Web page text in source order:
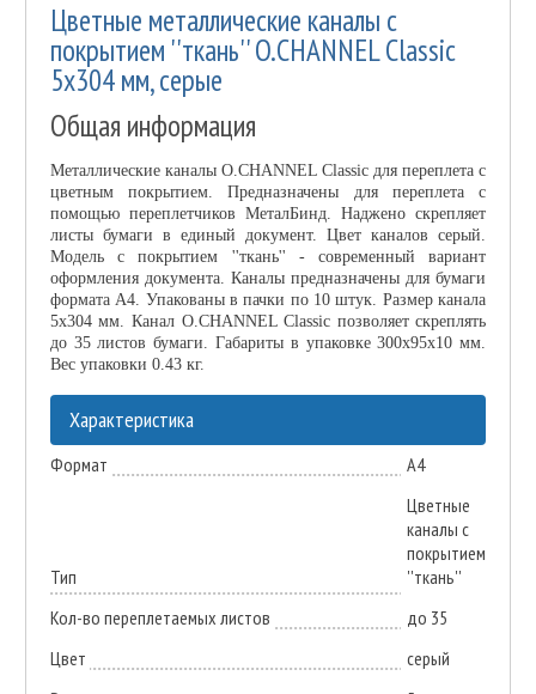
Цветные металлические каналы с
покрытием ''ткань'' O.CHANNEL Classic
5х304 мм, серые
Общая информация
Металлические каналы O.CHANNEL Classic для переплета с
цветным покрытием. Предназначены для переплета с
помощью переплетчиков МеталБинд. Наджено скрепляет
листы бумаги в единый документ. Цвет каналов серый.
Модель с покрытием ''ткань'' - современный вариант
оформления документа. Каналы предназначены для бумаги
формата А4. Упакованы в пачки по 10 штук. Размер канала
5х304 мм. Канал O.CHANNEL Classic позволяет скреплять
до 35 листов бумаги. Габариты в упаковке 300x95x10 мм.
Вес упаковки 0.43 кг.
Характеристика
Формат А4
Тип
Цветные
каналы с
покрытием
''ткань''
Кол-во переплетаемых листов
до 35
Цвет
серый